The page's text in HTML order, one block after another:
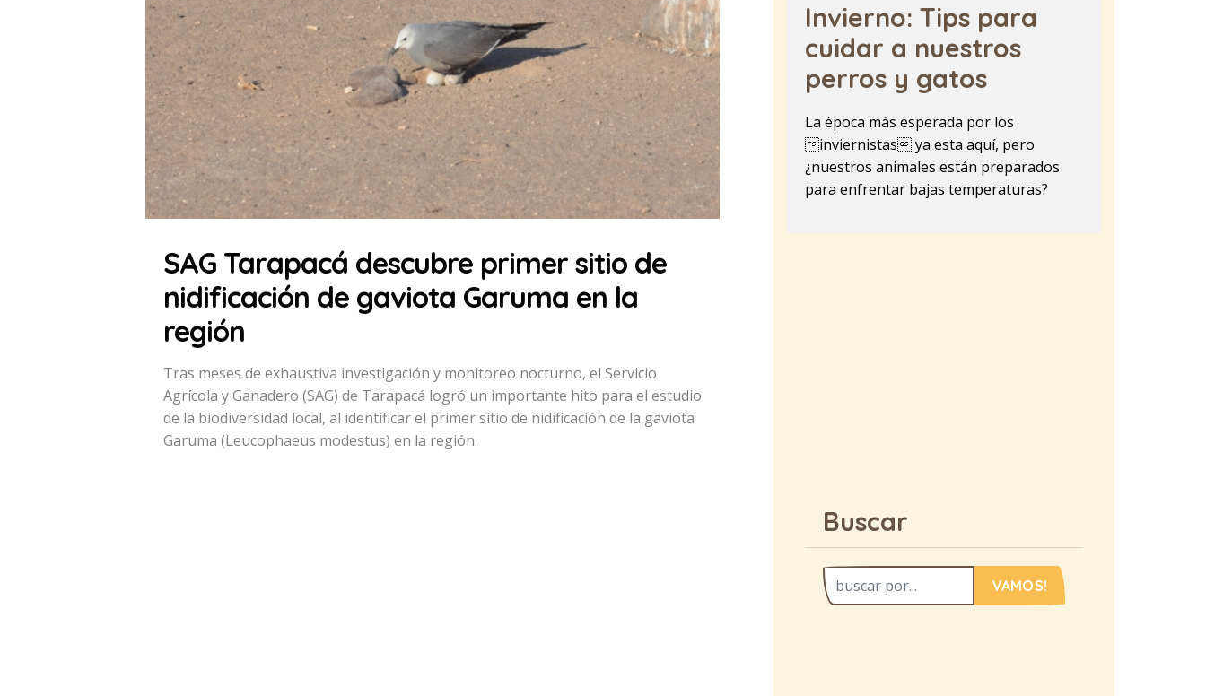
SAG Tarapacá descubre primer sitio de
nidificación de gaviota Garuma en la
región
Tras meses de exhaustiva investigación y monitoreo nocturno, el Servicio
Agrícola y Ganadero (SAG) de Tarapacá logró un importante hito para el estudio
de la biodiversidad local, al identificar el primer sitio de nidificación de la gaviota
Garuma (Leucophaeus modestus) en la región.
Invierno: Tips para
cuidar a nuestros
perros y gatos
La época más esperada por los
inviernistas ya esta aquí, pero
¿nuestros animales están preparados
para enfrentar bajas temperaturas?
Buscar
VAMOS!